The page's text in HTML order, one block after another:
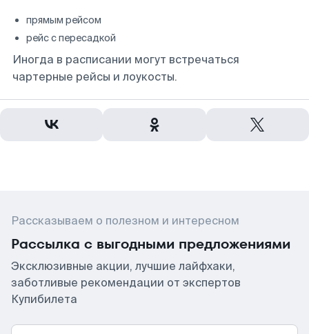
прямым рейсом
рейс с пересадкой
Иногда в расписании могут встречаться
чартерные рейсы и лоукосты.
Рассказываем о полезном и интересном
Рассылка с выгодными предложениями
Эксклюзивные акции, лучшие лайфхаки,
заботливые рекомендации от экспертов
Купибилета